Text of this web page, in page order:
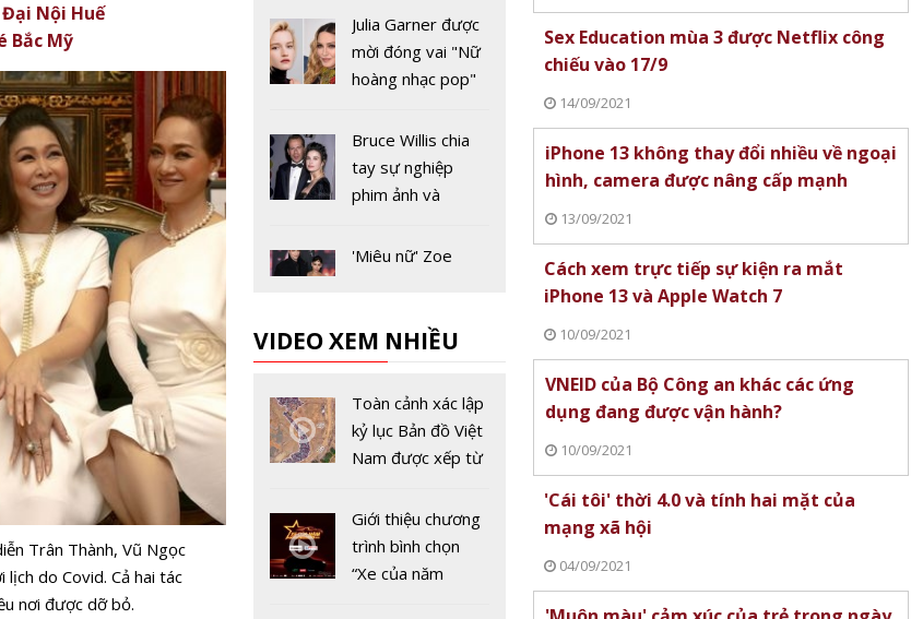
Nội Huế
Bắc Mỹ
Trân Thành, Vũ Ngọc
lịch do Covid. Cả hai tác
nơi được dỡ bỏ.
Julia Garner được
mời đóng vai "Nữ
hoàng nhạc pop"
Bruce Willis chia
tay sự nghiệp
phim ảnh và
'Miêu nữ' Zoe
Pattinson trong
buổi công chiếu
'The Batman'
về tình đầu trong
chương trình 'Yoo
quiz on the Block'
VIDEO XEM NHIỀU
Toàn cảnh xác lập
kỷ lục Bản đồ Việt
Nam được xếp từ
năm 2022
Giới thiệu chương
trình bình chọn
“Xe của năm
Sex Education mùa 3 được Netflix công
chiếu vào 17/9
14/09/2021
iPhone 13 không thay đổi nhiều về ngoại
hình, camera được nâng cấp mạnh
13/09/2021
Cách xem trực tiếp sự kiện ra mắt
iPhone 13 và Apple Watch 7
10/09/2021
VNEID của Bộ Công an khác các ứng
dụng đang được vận hành?
10/09/2021
'Cái tôi' thời 4.0 và tính hai mặt của
mạng xã hội
04/09/2021